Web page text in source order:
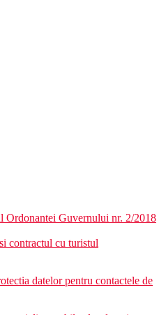
vedere la piscina
vedere laterala la mare
pe malul marii: vedere la mare
la gradina: 1 camera mai
(contra cost, este necesara
incalzita iarna (sezlonguri si
Ordonantei Guvernului nr. 2/2018
contractul cu turistul
datelor pentru contactele de